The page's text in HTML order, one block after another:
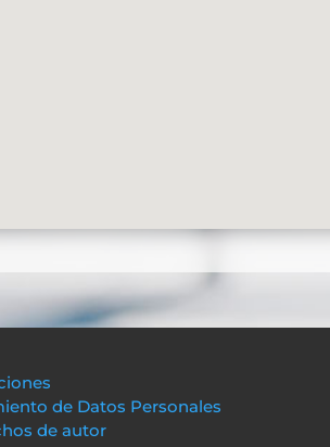
de Datos Personales
de autor